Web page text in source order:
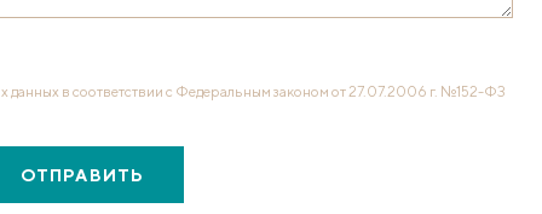
данных в соответствии с Федеральным законом от 27.07.2006 г. №152-ФЗ
ОТПРАВИТЬ